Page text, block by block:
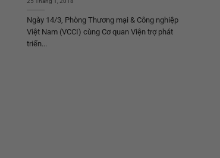
Ngày 14/3, Phòng Thương mại & Công nghiệp
Việt Nam (VCCI) cùng Cơ quan Viện trợ phát
triển...